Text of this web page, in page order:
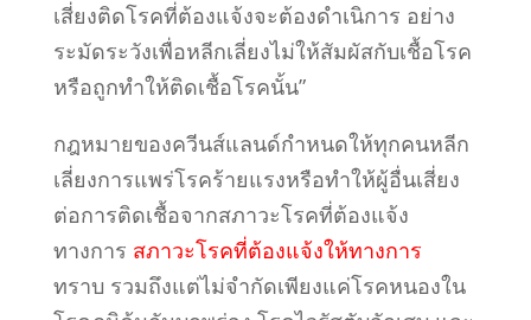
เสี่ยงติดโรคที่ต้องแจ้งจะต้องดำเนิการ อย่าง
ระมัดระวังเพื่อหลีกเลี่ยงไม่ให้สัมผัสกับเชื้อโรค
หรือถูกทำให้ติดเชื้อโรคนั้น”
กฎหมายของควีนส์แลนด์กำหนดให้ทุกคนหลีก
เลี่ยงการแพร่โรคร้ายแรงหรือทำให้ผู้อื่นเสี่ยง
ต่อการติดเชื้อจากสภาวะโรคที่ต้องแจ้ง
ทางการ สภาวะโรคที่ต้องแจ้งให้ทางการ
ทราบ รวมถึงแต่ไม่จำกัดเพียงแค่โรคหนองใน